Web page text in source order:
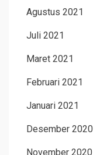
Agustus 2021
Juli 2021
Maret 2021
Februari 2021
Januari 2021
Desember 2020
November 2020